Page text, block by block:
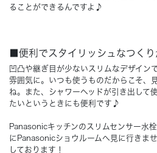
ることができるんですよ♪
■便利でスタイリッシュなつくり
凹凸や継ぎ目が少ないスリムなデザイン
雰囲気に。いつも使うものだからこそ、
ね。また、シャワーヘッドが引き出して
たいというときにも便利です♪
Panasonicキッチンのスリムセンサー水
にPanasonicショウルームへ見に行きま
しております！